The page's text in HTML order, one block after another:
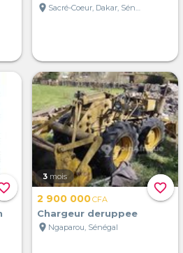
location_on
Sacré-Coeur, Dakar, Sénégal
favorite_border
3 mois
2 900 000CFA
Chargeur deruppee
location_on Ngaparou, Sénégal